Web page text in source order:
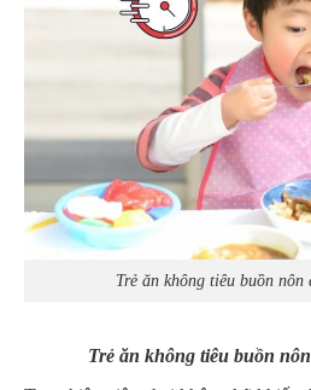
Trẻ ăn không tiêu buồn nôn
Trẻ ăn không tiêu buồn